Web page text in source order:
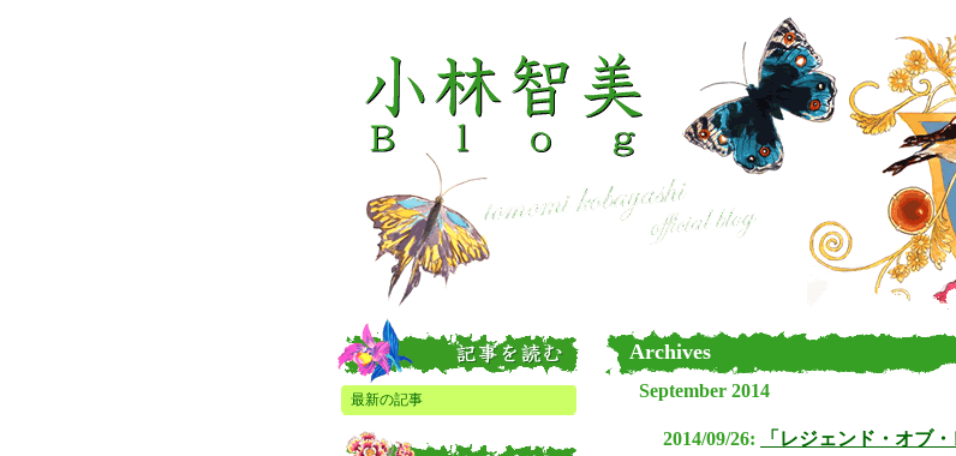
最新の記事
Archives
September 2014
2014/09/26: 「レジェンド・オブ